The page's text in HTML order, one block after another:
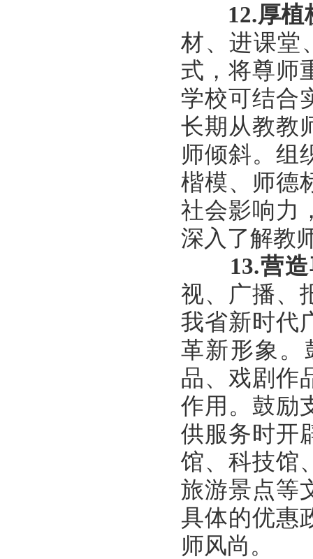
12.厚植
材、进课堂
式，将尊师
学校可结合
长期从教教
师倾斜。组
楷模、师德
社会影响力
深入了解教
13.营
视、广播、
我省新时代
革新形象。
品、戏剧作
作用。鼓励
供服务时开
馆、科技馆
旅游景点等
具体的优惠
师风尚。